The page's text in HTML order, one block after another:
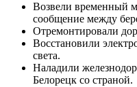
Возвели временный
сообщение между
Отремонтировали
Восстановили
света.
Наладили
Белорецк со страной.